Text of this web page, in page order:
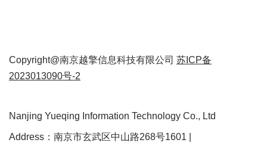
Copyright@南京越擎信息科技有限公司 苏ICP备
2023013090号-2
Nanjing Yueqing Information Technology Co., Ltd
Address：南京市玄武区中山路268号1601 |